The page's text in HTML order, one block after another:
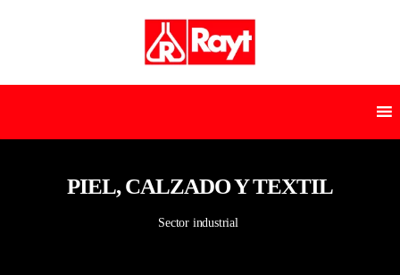
PIEL, CALZADO Y TEXTIL
Sector industrial